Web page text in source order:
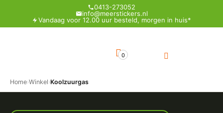
0413-273052
info@meerstickers.nl
Vandaag voor 12.00 uur besteld, morgen in huis*
0
Home›Winkel›Koolzuurgas